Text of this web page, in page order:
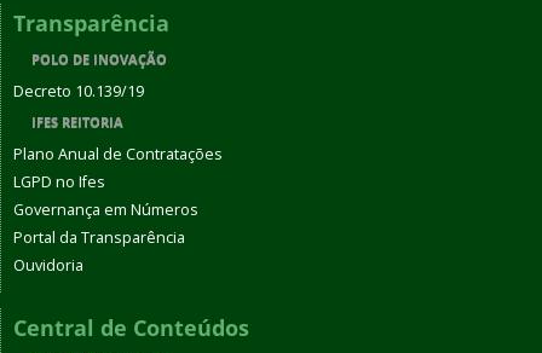
Transparência
POLO DE INOVAÇÃO
Decreto 10.139/19
IFES REITORIA
Plano Anual de Contratações
LGPD no Ifes
Governança em Números
Portal da Transparência
Ouvidoria
Central de Conteúdos